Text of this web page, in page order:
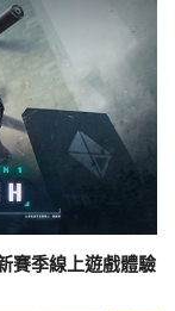
賽季線上遊戲體驗